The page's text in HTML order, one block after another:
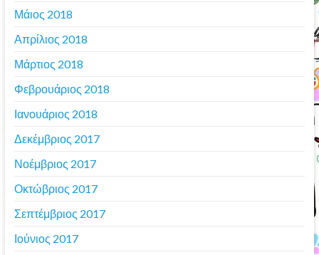
Μάιος 2018
Απρίλιος 2018
Μάρτιος 2018
Φεβρουάριος 2018
Ιανουάριος 2018
Δεκέμβριος 2017
Νοέμβριος 2017
Οκτώβριος 2017
Σεπτέμβριος 2017
Ιούνιος 2017